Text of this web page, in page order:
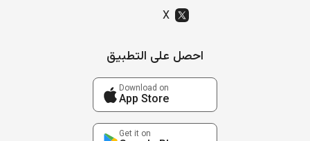
X
احصل على التطبيق
Download on
App Store
Get it on